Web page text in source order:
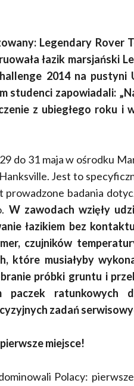
Legendary
łazik marsjański
2014 na
studenci zapowiadali:
z ubiegłego roku i
do 31 maja w ośrodku
Jest to
badania
W zawodach wzięły
łazikiem bez
czujników
które musiałyby
próbki gruntu i
paczek ratunkowych
zadań
miejsce!
Polacy: